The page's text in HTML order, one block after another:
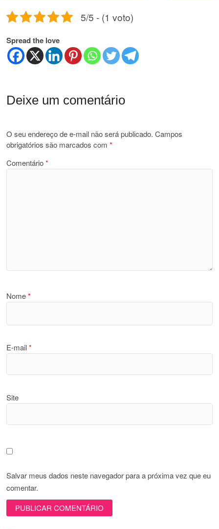
5/5 - (1 voto)
Spread the love
Deixe um comentário
O seu endereço de e-mail não será publicado. Campos
obrigatórios são marcados com*
Comentário*
Nome*
E-mail*
Site
Salvar meus dados neste navegador para a próxima vez que eu
comentar.